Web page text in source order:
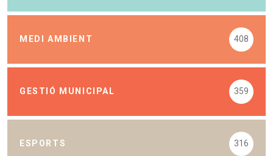
MEDI AMBIENT 408
GESTIÓ MUNICIPAL 359
ESPORTS 316